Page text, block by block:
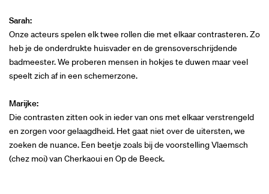
Sarah:
Onze acteurs spelen elk twee rollen die met elkaar contrasteren. Zo
heb je de onderdrukte huisvader en de grensoverschrijdende
badmeester. We proberen mensen in hokjes te duwen maar veel
speelt zich af in een schemerzone.
Marijke:
Die contrasten zitten ook in ieder van ons met elkaar verstrengeld
en zorgen voor gelaagdheid. Het gaat niet over de uitersten, we
zoeken de nuance. Een beetje zoals bij de voorstelling Vlaemsch
(chez moi) van Cherkaoui en Op de Beeck.